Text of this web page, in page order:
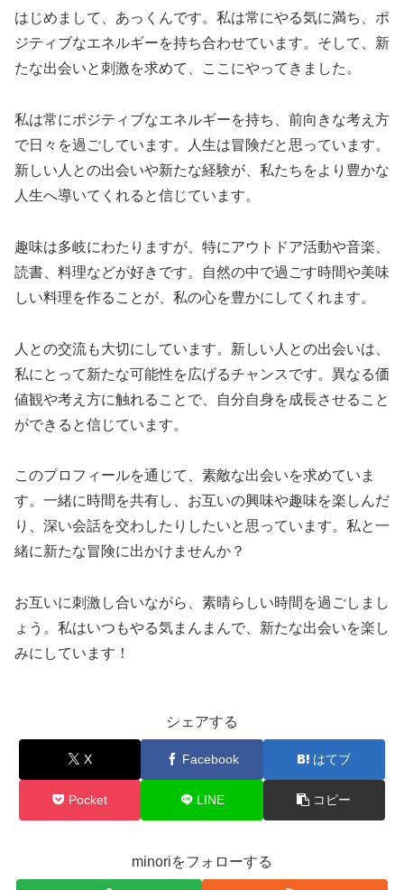
はじめまして、あっくんです。私は常にやる気に満ち、ポ
ジティブなエネルギーを持ち合わせています。そして、新
たな出会いと刺激を求めて、ここにやってきました。
私は常にポジティブなエネルギーを持ち、前向きな考え方
で日々を過ごしています。人生は冒険だと思っています。
新しい人との出会いや新たな経験が、私たちをより豊かな
人生へ導いてくれると信じています。
趣味は多岐にわたりますが、特にアウトドア活動や音楽、
読書、料理などが好きです。自然の中で過ごす時間や美味
しい料理を作ることが、私の心を豊かにしてくれます。
人との交流も大切にしています。新しい人との出会いは、
私にとって新たな可能性を広げるチャンスです。異なる価
値観や考え方に触れることで、自分自身を成長させること
ができると信じています。
このプロフィールを通じて、素敵な出会いを求めていま
す。一緒に時間を共有し、お互いの興味や趣味を楽しんだ
り、深い会話を交わしたりしたいと思っています。私と一
緒に新たな冒険に出かけませんか？
お互いに刺激し合いながら、素晴らしい時間を過ごしまし
ょう。私はいつもやる気まんまんで、新たな出会いを楽し
みにしています！
シェアする
X Facebook はてブ
Pocket LINE コピー
minoriをフォローする